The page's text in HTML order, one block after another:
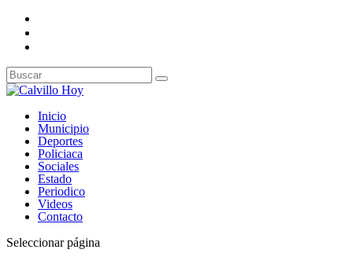
Inicio
Municipio
Deportes
Policiaca
Sociales
Estado
Periodico
Videos
Contacto
Seleccionar página